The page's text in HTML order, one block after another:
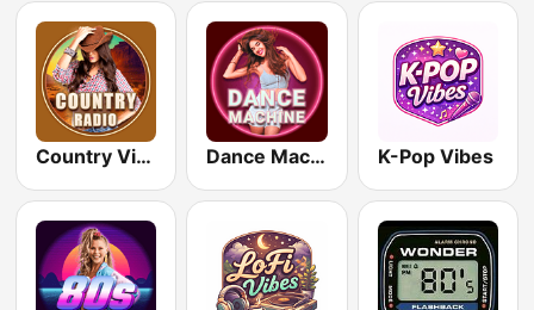
Country Vibes Dance Machine K-Pop Vibes